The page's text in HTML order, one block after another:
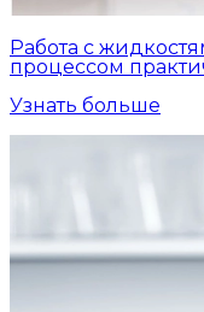
Работа с
процессом
Узнать больше